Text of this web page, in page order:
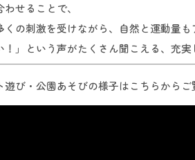
せることで、
の刺激を受けながら、自然と運動量も
！」という声がたくさん聞こえる、充実
遊び・公園あそびの様子はこちらから